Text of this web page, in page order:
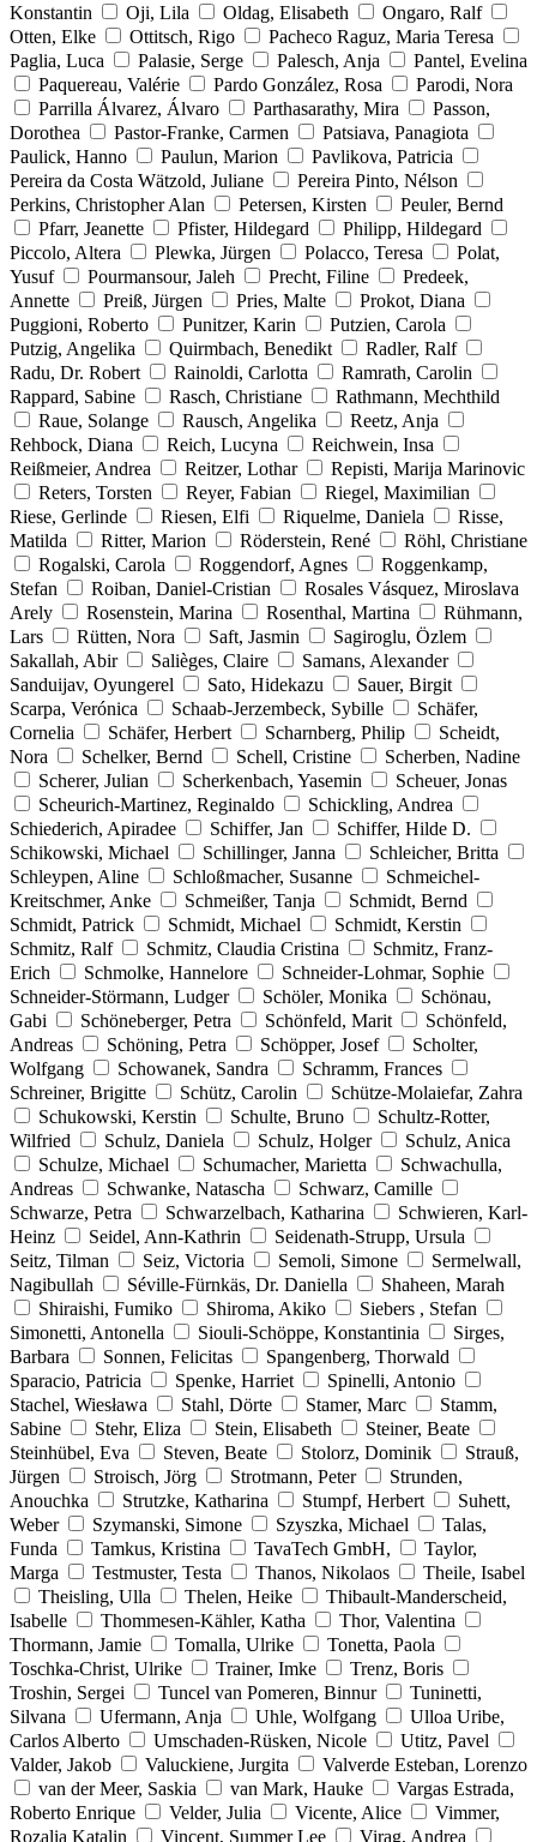
Konstantin
Oji, Lila Oldag, Elisabeth
Ongaro, Ralf
Otten, Elke
Ottitsch, Rigo
Pacheco Raguz, Maria Teresa
Paglia, Luca
Palasie, Serge Palesch, Anja
Pantel, Evelina
Paquereau, Valérie
Pardo González, Rosa
Parodi, Nora
Parrilla Álvarez, Álvaro
Parthasarathy, Mira
Passon,
Dorothea
Pastor-Franke, Carmen
Patsiava, Panagiota
Paulick, Hanno
Paulun, Marion
Pavlikova, Patricia
Pereira da Costa Wätzold, Juliane
Pereira Pinto, Nélson
Perkins, Christopher Alan
Petersen, Kirsten
Peuler, Bernd
Pfarr, Jeanette
Pfister, Hildegard
Philipp, Hildegard
Piccolo, Altera
Plewka, Jürgen Polacco, Teresa
Polat,
Yusuf
Pourmansour, Jaleh Precht, Filine
Predeek,
Annette
Preiß, Jürgen Pries, Malte
Prokot, Diana
Puggioni, Roberto
Punitzer, Karin
Putzien, Carola
Putzig, Angelika
Quirmbach, Benedikt
Radler, Ralf
Radu, Dr. Robert
Rainoldi, Carlotta
Ramrath, Carolin
Rappard, Sabine
Rasch, Christiane
Rathmann, Mechthild
Raue, Solange
Rausch, Angelika
Reetz, Anja
Rehbock, Diana
Reich, Lucyna
Reichwein, Insa
Reißmeier, Andrea
Reitzer, Lothar
Repisti, Marija Marinovic
Reters, Torsten
Reyer, Fabian
Riegel, Maximilian
Riese, Gerlinde
Riesen, Elfi Riquelme, Daniela
Risse,
Matilda
Ritter, Marion Röderstein, René
Röhl, Christiane
Rogalski, Carola
Roggendorf, Agnes
Roggenkamp,
Stefan
Roiban, Daniel-Cristian
Rosales Vásquez, Miroslava
Arely
Rosenstein, Marina Rosenthal, Martina
Rühmann,
Lars
Rütten, Nora Saft, Jasmin
Sagiroglu, Özlem
Sakallah, Abir
Salièges, Claire
Samans, Alexander
Sanduijav, Oyungerel
Sato, Hidekazu
Sauer, Birgit
Scarpa, Verónica
Schaab-Jerzembeck, Sybille
Schäfer,
Cornelia
Schäfer, Herbert Scharnberg, Philip
Scheidt,
Nora
Schelker, Bernd Schell, Cristine
Scherben, Nadine
Scherer, Julian
Scherkenbach, Yasemin
Scheuer, Jonas
Scheurich-Martinez, Reginaldo
Schickling, Andrea
Schiederich, Apiradee
Schiffer, Jan
Schiffer, Hilde D.
Schikowski, Michael
Schillinger, Janna
Schleicher, Britta
Schleypen, Aline
Schloßmacher, Susanne
Schmeichel-
Kreitschmer, Anke
Schmeißer, Tanja
Schmidt, Bernd
Schmidt, Patrick
Schmidt, Michael
Schmidt, Kerstin
Schmitz, Ralf
Schmitz, Claudia Cristina
Schmitz, Franz-
Erich
Schmolke, Hannelore
Schneider-Lohmar, Sophie
Schneider-Störmann, Ludger
Schöler, Monika
Schönau,
Gabi
Schöneberger, Petra Schönfeld, Marit
Schönfeld,
Andreas
Schöning, Petra Schöpper, Josef
Scholter,
Wolfgang
Schowanek, Sandra
Schramm, Frances
Schreiner, Brigitte
Schütz, Carolin
Schütze-Molaiefar, Zahra
Schukowski, Kerstin
Schulte, Bruno
Schultz-Rotter,
Wilfried
Schulz, Daniela Schulz, Holger
Schulz, Anica
Schulze, Michael
Schumacher, Marietta
Schwachulla,
Andreas
Schwanke, Natascha
Schwarz, Camille
Schwarze, Petra
Schwarzelbach, Katharina
Schwieren, Karl-
Heinz
Seidel, Ann-Kathrin
Seidenath-Strupp, Ursula
Seitz, Tilman
Seiz, Victoria Semoli, Simone
Sermelwall,
Nagibullah
Séville-Fürnkäs, Dr. Daniella
Shaheen, Marah
Shiraishi, Fumiko
Shiroma, Akiko
Siebers , Stefan
Simonetti, Antonella
Siouli-Schöppe, Konstantinia
Sirges,
Barbara
Sonnen, Felicitas
Spangenberg, Thorwald
Sparacio, Patricia
Spenke, Harriet
Spinelli, Antonio
Stachel, Wiesława
Stahl, Dörte Stamer, Marc
Stamm,
Sabine
Stehr, Eliza Stein, Elisabeth
Steiner, Beate
Steinhübel, Eva
Steven, Beate Stolorz, Dominik
Strauß,
Jürgen
Stroisch, Jörg Strotmann, Peter
Strunden,
Anouchka
Strutzke, Katharina Stumpf, Herbert
Suhett,
Weber
Szymanski, Simone Szyszka, Michael
Talas,
Funda
Tamkus, Kristina TavaTech GmbH,
Taylor,
Marga
Testmuster, Testa Thanos, Nikolaos
Theile, Isabel
Theisling, Ulla
Thelen, Heike
Thibault-Manderscheid,
Isabelle
Thommesen-Kähler, Katha
Thor, Valentina
Thormann, Jamie
Tomalla, Ulrike
Tonetta, Paola
Toschka-Christ, Ulrike
Trainer, Imke
Trenz, Boris
Troshin, Sergei
Tuncel van Pomeren, Binnur
Tuninetti,
Silvana
Ufermann, Anja Uhle, Wolfgang
Ulloa Uribe,
Carlos Alberto
Umschaden-Rüsken, Nicole
Utitz, Pavel
Valder, Jakob
Valuckiene, Jurgita
Valverde Esteban, Lorenzo
van der Meer, Saskia
van Mark, Hauke
Vargas Estrada,
Roberto Enrique
Velder, Julia Vicente, Alice
Vimmer,
Rozalia Katalin
Vincent, Summer Lee
Virag, Andrea